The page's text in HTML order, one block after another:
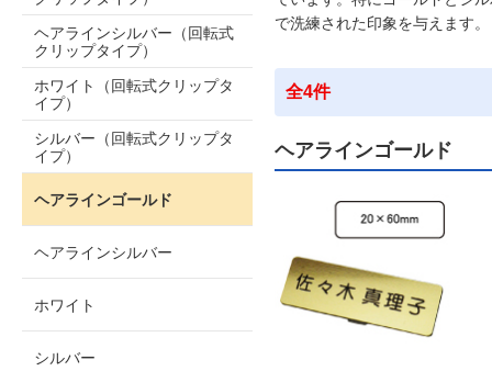
で洗練された印象を与えます。
全4件
ヘアラインゴールド
ヘアラインシルバー（回転式
クリップタイプ）
ホワイト（回転式クリップタ
イプ）
シルバー（回転式クリップタ
イプ）
ヘアラインゴールド
ヘアラインシルバー
ホワイト
シルバー